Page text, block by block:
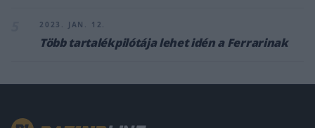
2023. JAN. 12.
Több tartalékpilótája lehet idén a Ferrarinak